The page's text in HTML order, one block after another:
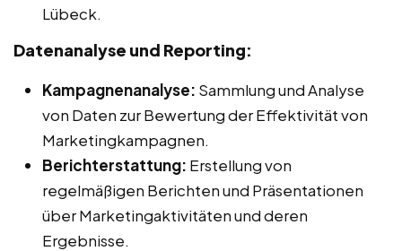
Lübeck.
Datenanalyse und Reporting:
Kampagnenanalyse: Sammlung und Analyse
von Daten zur Bewertung der Effektivität von
Marketingkampagnen.
Berichterstattung: Erstellung von
regelmäßigen Berichten und Präsentationen
über Marketingaktivitäten und deren
Ergebnisse.